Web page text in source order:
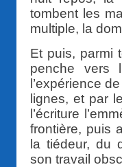
tombent les
multiple, la
Et puis, parmi
penche vers
l’expérience
lignes, et par
l’écriture
frontière, puis
la tiédeur, du
son travail